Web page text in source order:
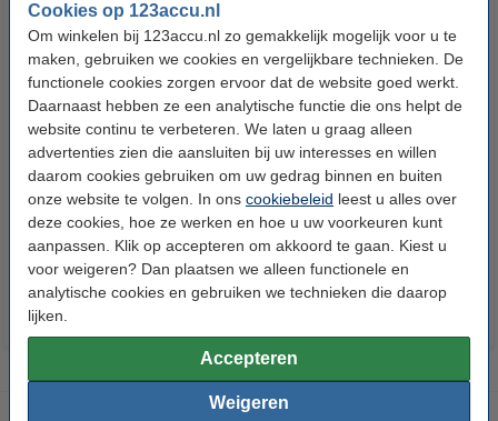
Cookies op 123accu.nl
Om winkelen bij 123accu.nl zo gemakkelijk mogelijk voor u te
maken, gebruiken we cookies en vergelijkbare technieken. De
functionele cookies zorgen ervoor dat de website goed werkt.
Daarnaast hebben ze een analytische functie die ons helpt de
website continu te verbeteren. We laten u graag alleen
advertenties zien die aansluiten bij uw interesses en willen
daarom cookies gebruiken om uw gedrag binnen en buiten
onze website te volgen. In ons cookiebeleid leest u alles over
deze cookies, hoe ze werken en hoe u uw voorkeuren kunt
aanpassen. Klik op accepteren om akkoord te gaan. Kiest u
voor weigeren? Dan plaatsen we alleen functionele en
analytische cookies en gebruiken we technieken die daarop
lijken.
Accepteren
Weigeren
123accu Xtreme Power AAA /
MN2400 / LR03 alkaline batterij
€ 14,50 € 13,05
Inclusief 21%
BTW
123accu Xtreme Power
knoopcellen multipack
€ 5,95 € 5,36 Inclusief 21% BTW